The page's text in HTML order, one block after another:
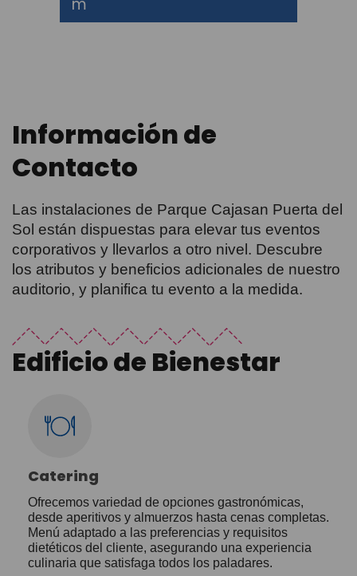
Información de
Contacto
Las instalaciones de Parque Cajasan Puerta del
Sol están dispuestas para elevar tus eventos
corporativos y llevarlos a otro nivel. Descubre
los atributos y beneficios adicionales de nuestro
auditorio, y planifica tu evento a la medida.
Edificio de Bienestar
Catering
Ofrecemos variedad de opciones gastronómicas,
desde aperitivos y almuerzos hasta cenas completas.
Menú adaptado a las preferencias y requisitos
dietéticos del cliente, asegurando una experiencia
culinaria que satisfaga todos los paladares.